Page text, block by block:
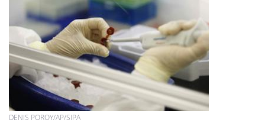
DENIS POROY/AP/SIPA